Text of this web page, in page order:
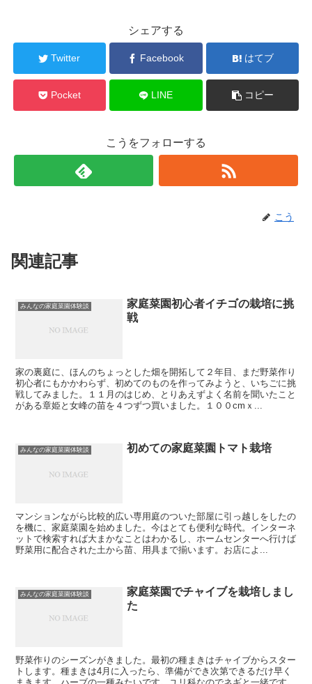
シェアする
Twitter Facebook はてブ
Pocket LINE コピー
こうをフォローする
こう
関連記事
みんなの家庭菜園体験談
家庭菜園初心者イチゴの栽培に挑
戦
家の裏庭に、ほんのちょっとした畑を開拓して２年目、まだ野菜作り
初心者にもかかわらず、初めてのものを作ってみようと、いちごに挑
戦してみました。１１月のはじめ、とりあえずよく名前を聞いたこと
がある章姫と女峰の苗を４つずつ買いました。１００cmｘ...
みんなの家庭菜園体験談 初めての家庭菜園トマト栽培
マンションながら比較的広い専用庭のついた部屋に引っ越しをしたの
を機に、家庭菜園を始めました。今はとても便利な時代。インターネ
ットで検索すれば大まかなことはわかるし、ホームセンターへ行けば
野菜用に配合された土から苗、用具まで揃います。お店によ...
みんなの家庭菜園体験談
家庭菜園でチャイブを栽培しまし
た
野菜作りのシーズンがきました。最初の種まきはチャイブからスター
トします。種まきは4月に入ったら、準備ができ次第できるだけ早く